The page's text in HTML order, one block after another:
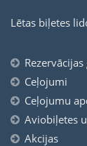
Lētas biļetes
Ceļojumi
Ceļojumu
Aviobiļetes
Akcijas